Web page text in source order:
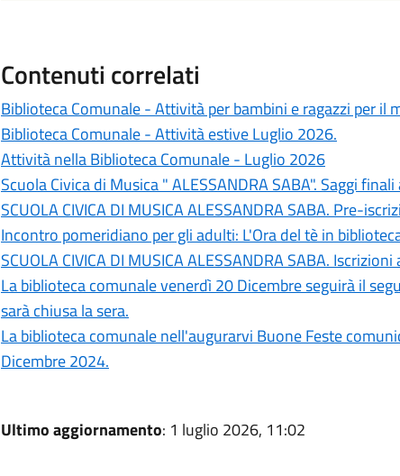
Contenuti correlati
Biblioteca Comunale - Attività per bambini e ragazzi per il
Biblioteca Comunale - Attività estive Luglio 2026.
Attività nella Biblioteca Comunale - Luglio 2026
Scuola Civica di Musica " ALESSANDRA SABA". Saggi
SCUOLA CIVICA DI MUSICA ALESSANDRA SABA. Pre-
Incontro pomeridiano per gli adulti: L'Ora del tè in
SCUOLA CIVICA DI MUSICA ALESSANDRA SABA.
La biblioteca comunale venerdì 20 Dicembre seguirà il
sarà chiusa la sera.
La biblioteca comunale nell'augurarvi Buone Feste
Dicembre 2024.
Ultimo aggiornamento: 1 luglio 2026, 11:02